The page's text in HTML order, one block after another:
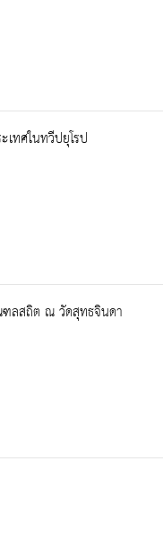
เทศในทวีปยุโรป
ฑลสถิต ณ วัดสุทธจินดา